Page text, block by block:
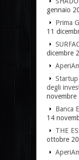
gennaio
Prima
11
dicembre
Startup
degli
novembre
Banca
14
THE
ottobre